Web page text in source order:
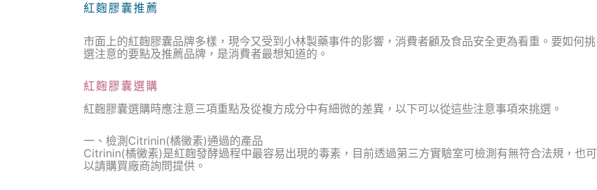
紅麴膠囊推薦
市面上的紅麴膠囊品牌多樣，現今又受到小林製藥事件的影響，消費者顧及食品安全更為看重。要如何挑
選注意的要點及推薦品牌，是消費者最想知道的。
紅麴膠囊選購
紅麴膠囊選購時應注意三項重點及從複方成分中有細微的差異，以下可以從這些注意事項來挑選。
一、檢測Citrinin(橘黴素)通過的產品
Citrinin(橘黴素)是紅麴發酵過程中最容易出現的毒素，目前透過第三方實驗室可檢測有無符合法規，也可
以請購買廠商詢問提供。